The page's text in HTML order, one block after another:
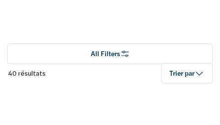
All Filters
40 résultats Trier par